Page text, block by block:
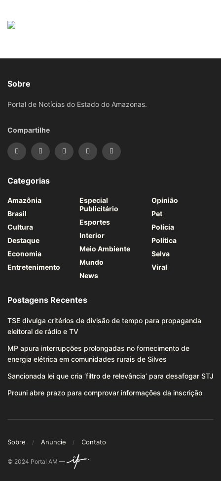
Sobre
Portal de Notícias do Estado do Amazonas.
Compartilhe
Categorias
Amazônia
Brasil
Cultura
Destaque
Economia
Entretenimento
Especial
Publicitário
Esportes
Interior
Meio Ambiente
Mundo
News
Opinião
Pet
Polícia
Política
Selva
Viral
Postagens Recentes
TSE divulga critérios de divisão de tempo para propaganda
eleitoral de rádio e TV
MP apura interrupções prolongadas no fornecimento de
energia elétrica em comunidades rurais de Silves
Sancionada lei que cria ‘filtro de relevância’ para desafogar STJ
Prouni abre prazo para comprovar informações da inscrição
Sobre Anuncie Contato
© 2024 Portal AM —